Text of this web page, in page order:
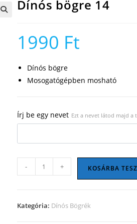
Dínós bögre 14
1990 Ft
Dínós bögre
Mosogatógépben mosható
Írj be egy nevet Ezt a nevet látod majd a
bögre
mennyiség
- + KOSÁRBA
Kategória: Dínós Bögrék